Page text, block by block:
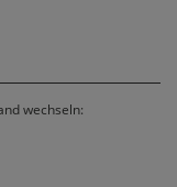
wechseln: